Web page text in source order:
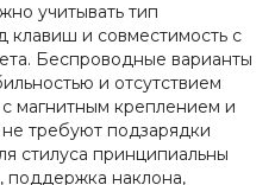
учитывать тип
клавиш и совместимость с
Беспроводные варианты
и отсутствием
магнитным креплением и
требуют подзарядки
стилуса принципиальны
поддержка наклона,